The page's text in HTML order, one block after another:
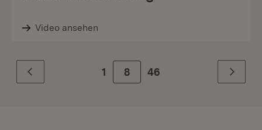
Video ansehen
Zurück 1 Zur Seite
8 46 Weiter